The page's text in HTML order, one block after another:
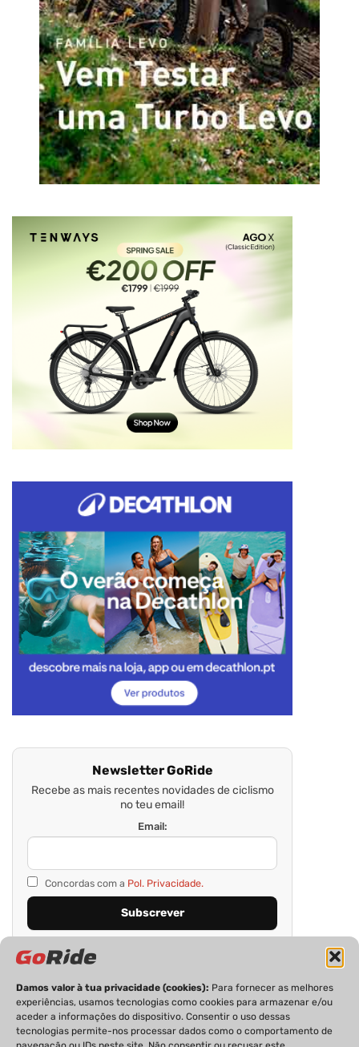
Damos valor à tua privacidade (cookies): Para fornecer as melhores
experiências, usamos tecnologias como cookies para armazenar e/ou
aceder a informações do dispositivo. Consentir o uso dessas
tecnologias permite-nos processar dados como o comportamento de
Newsletter GoRide
Recebe as mais recentes novidades de ciclismo
no teu email!
Email:
Concordas com a Pol. Privacidade.